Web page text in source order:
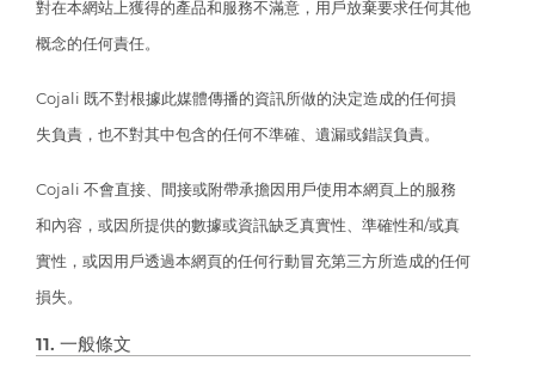
對在本網站上獲得的產品和服務不滿意，用戶放棄要求任何其他
概念的任何責任。
Cojali 既不對根據此媒體傳播的資訊所做的決定造成的任何損
失負責，也不對其中包含的任何不準確、遺漏或錯誤負責。
Cojali 不會直接、間接或附帶承擔因用戶使用本網頁上的服務
和內容，或因所提供的數據或資訊缺乏真實性、準確性和/或真
實性，或因用戶透過本網頁的任何行動冒充第三方所造成的任何
損失。
11. 一般條文